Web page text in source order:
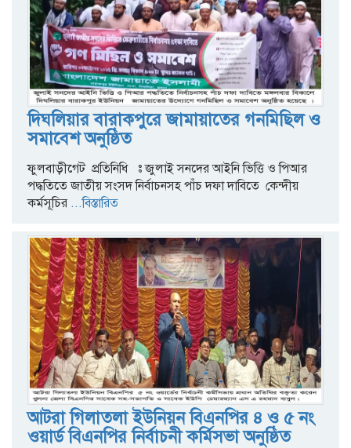
দিঘলিয়ার বারাকপুরে জামায়াতের গনমিছিল ও
সমাবেশ অনুষ্ঠিত
ফুলবাড়ীগেট প্রতিনিধি ঃ জুলাই সনদের আইনি ভিত্তি ও পিআর
পদ্ধতিতে জাতীয় সংসদ নির্বাচনসহ পাঁচ দফা দাবিতে কেন্দীয়
কর্মসূচির ...বিস্তারিত
আটরা গিলাতলা ইউনিয়ন বিএনপির ৪ ও ৫ নং
ওয়ার্ড বিএনপির নির্বাচনী কর্মিসভা অনুষ্ঠিত